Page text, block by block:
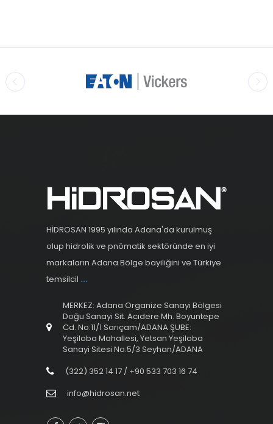
HİDROSAN 1995 yılında Adana'da kurulmuş
olup hidrolik ve pnömatik sektöründe en iyi
markaların Adana Bölge bayiliğini ve Türkiye
temsilcil ...
MERKEZ: Adana Organize Sanayi Bölgesi
Doğu Sanayi Sit. Acıdere Mh. Boyuntepe
Cd. No:11/1 Sarıçam/ADANA ŞUBE:
Yeşiloba Mahallesi, Yetsan Yeşiloba
Sanayi Sitesi No:5/3 Seyhan/ADANA
(322) 352 14 17 / +90 533 703 16 74
info@hidrosan.net